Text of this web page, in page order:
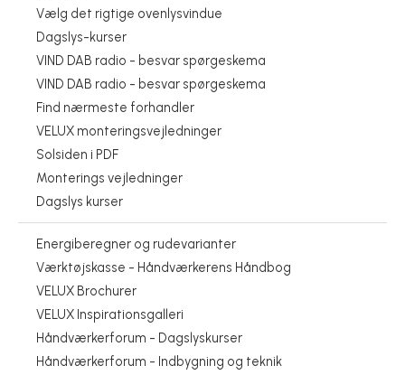
Vælg det rigtige ovenlysvindue
Dagslys-kurser
VIND DAB radio - besvar spørgeskema
VIND DAB radio - besvar spørgeskema
Find nærmeste forhandler
VELUX monteringsvejledninger
Solsiden i PDF
Monterings vejledninger
Dagslys kurser
Energiberegner og rudevarianter
Værktøjskasse - Håndværkerens Håndbog
VELUX Brochurer
VELUX Inspirationsgalleri
Håndværkerforum - Dagslyskurser
Håndværkerforum - Indbygning og teknik